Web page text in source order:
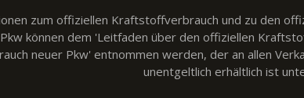
zum offiziellen Kraftstoffverbrauch und zu den
können dem 'Leitfaden über den offiziellen
neuer Pkw' entnommen werden, der an allen
unentgeltlich erhältlich ist